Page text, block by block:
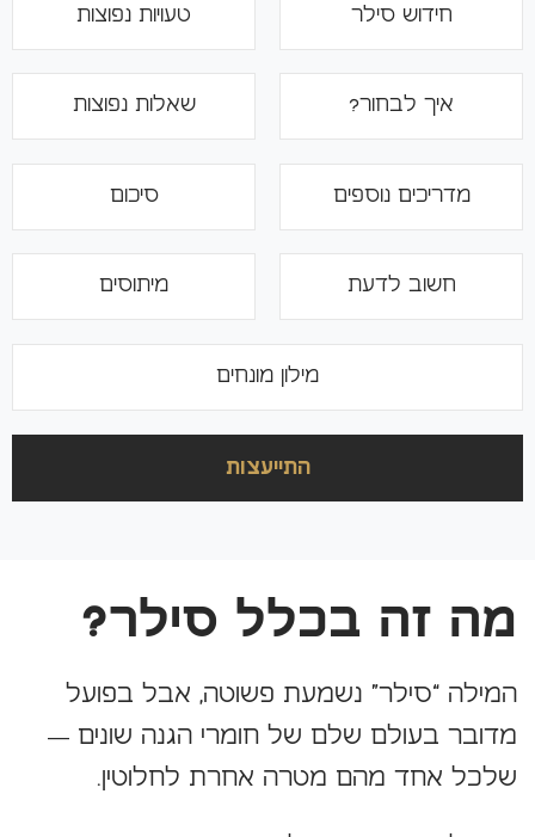
חידוש סילר טעויות נפוצות
איך לבחור? שאלות נפוצות
מדריכים נוספים סיכום
חשוב לדעת מיתוסים
מילון מונחים
התייעצות
מה זה בכלל סילר?
המילה “סילר” נשמעת פשוטה, אבל בפועל
מדובר בעולם שלם של חומרי הגנה שונים —
שלכל אחד מהם מטרה אחרת לחלוטין.